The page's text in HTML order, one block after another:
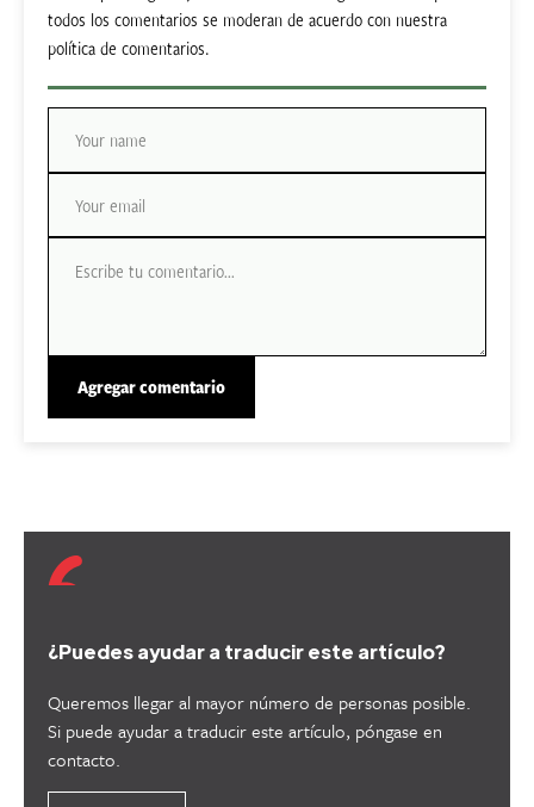
todos los comentarios se moderan de acuerdo con nuestra
política de comentarios.
¿Puedes ayudar a traducir este artículo?
Queremos llegar al mayor número de personas posible.
Si puede ayudar a traducir este artículo, póngase en
contacto.